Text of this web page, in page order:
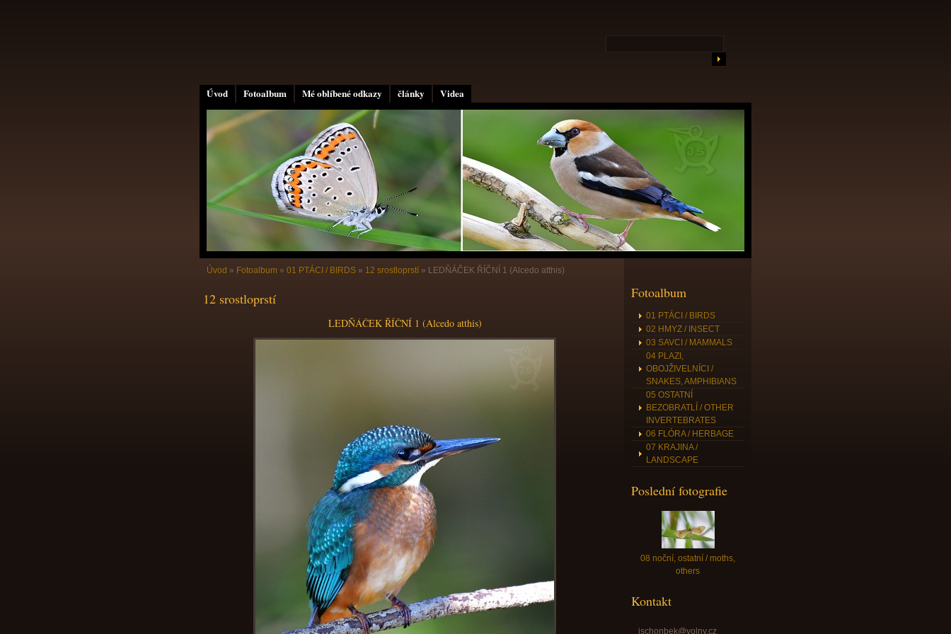
Úvod Fotoalbum Mé oblíbené odkazy články Videa
Úvod » Fotoalbum » 01 PTÁCI / BIRDS » 12 srostloprstí » LEDŇÁČEK ŘÍČNÍ 1 (Alcedo atthis)
12 srostloprstí
LEDŇÁČEK ŘÍČNÍ 1 (Alcedo atthis)
Fotoalbum
01 PTÁCI / BIRDS
02 HMYZ / INSECT
03 SAVCI / MAMMALS
04 PLAZI,
OBOJŽIVELNÍCI /
SNAKES, AMPHIBIANS
05 OSTATNÍ
BEZOBRATLÍ / OTHER
INVERTEBRATES
06 FLÓRA / HERBAGE
07 KRAJINA /
LANDSCAPE
Poslední fotografie
08 noční, ostatní / moths,
others
Kontakt
jschonbek@volny.cz